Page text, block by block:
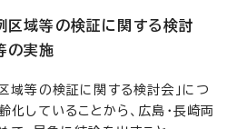
区域等の検証に関する検討
の実施
域等の検証に関する検討会」につ
化していることから、広島・長崎両